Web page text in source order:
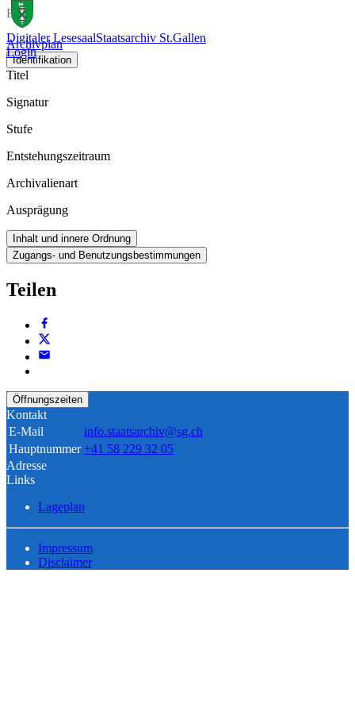
Digitaler LesesaalStaatsarchiv St.Gallen
Login
Buch
Archivplan
Identifikation
Titel
Signatur
Stufe
Entstehungszeitraum
Archivalienart
Ausprägung
Inhalt und innere Ordnung
Zugangs- und Benutzungsbestimmungen
Teilen
Öffnungszeiten
Kontakt
E-Mail
info.staatsarchiv@sg.ch
Hauptnummer +41 58 229 32 05
Adresse
Links
Lageplan
Impressum
Disclaimer